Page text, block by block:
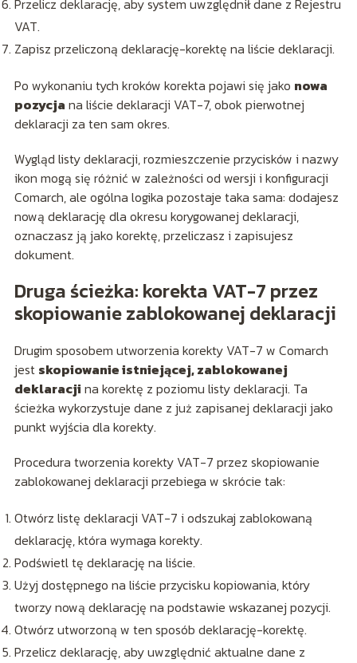
Przelicz deklarację, aby system uwzględnił dane z Rejestru
VAT.
Zapisz przeliczoną deklarację-korektę na liście deklaracji.
Po wykonaniu tych kroków korekta pojawi się jako nowa
pozycja na liście deklaracji VAT-7, obok pierwotnej
deklaracji za ten sam okres.
Wygląd listy deklaracji, rozmieszczenie przycisków i nazwy
ikon mogą się różnić w zależności od wersji i konfiguracji
Comarch, ale ogólna logika pozostaje taka sama: dodajesz
nową deklarację dla okresu korygowanej deklaracji,
oznaczasz ją jako korektę, przeliczasz i zapisujesz
dokument.
Druga ścieżka: korekta VAT-7 przez
skopiowanie zablokowanej deklaracji
Drugim sposobem utworzenia korekty VAT-7 w Comarch
jest skopiowanie istniejącej, zablokowanej
deklaracji na korektę z poziomu listy deklaracji. Ta
ścieżka wykorzystuje dane z już zapisanej deklaracji jako
punkt wyjścia dla korekty.
Procedura tworzenia korekty VAT-7 przez skopiowanie
zablokowanej deklaracji przebiega w skrócie tak:
Otwórz listę deklaracji VAT-7 i odszukaj zablokowaną
deklarację, która wymaga korekty.
Podświetl tę deklarację na liście.
Użyj dostępnego na liście przycisku kopiowania, który
tworzy nową deklarację na podstawie wskazanej pozycji.
Otwórz utworzoną w ten sposób deklarację-korektę.
Przelicz deklarację, aby uwzględnić aktualne dane z